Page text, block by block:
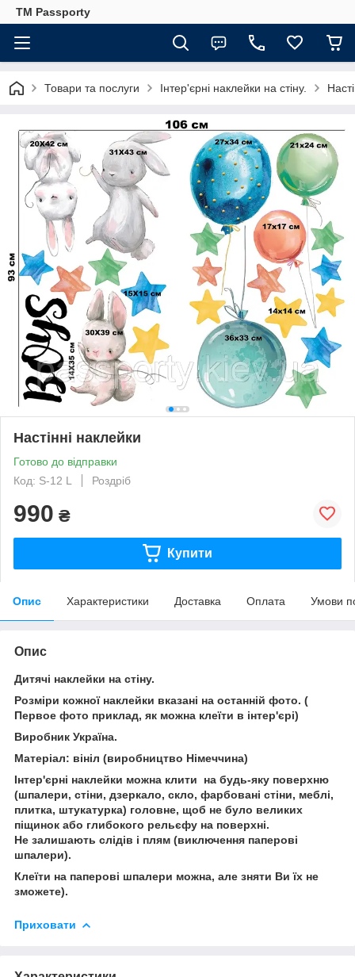
TM Passporty
Товари та послуги Інтер'єрні наклейки на стіну.
Настінні наклейки
Готово до відправки
Код: S-12 L
Роздріб
990 ₴
Купити
Опис Характеристики Доставка Оплата Умови
Опис
Дитячі наклейки на стіну.
Розміри кожної наклейки вказані на останній фото. (
Первое фото приклад, як можна клеїти в інтер'єрі)
Виробник Україна.
Матеріал: вініл (виробництво Німеччина)
Інтер'єрні наклейки можна клити на будь-яку поверхню
(шпалери, стіни, дзеркало, скло, фарбовані стіни, меблі,
плитка, штукатурка) головне, щоб не було великих
піщинок або глибокого рельєфу на поверхні.
Не залишають слідів і плям (виключення паперові
шпалери).
Клеїти на паперові шпалери можна, але зняти Ви їх не
зможете).
Приховати